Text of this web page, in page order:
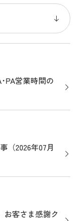
PA営業時間の
（2026年07月
お客さま感謝ク